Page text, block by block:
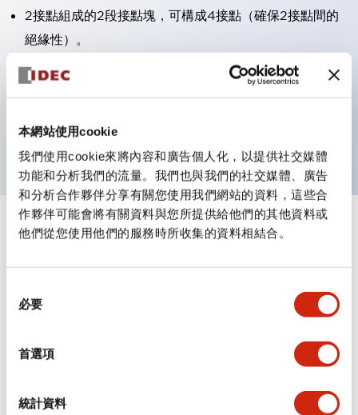
本網站使用cookie
我們使用cookie來將內容和廣告個人化，以提供社交媒體
功能和分析我們的流量。我們也與我們的社交媒體、廣告
和分析合作夥伴分享有關您使用我們網站的資料，這些合
作夥伴可能會將有關資料與您所提供給他們的其他資料或
他們從您使用他們的服務時所收集的資料相結合。
必要
首選項
統計資料
2接點組成的2段接點塊，可構成4接點（確保2接點間的
絕緣性）。
面板深度39.9mm（※11段接點塊）、59.9mm（※22段
接點塊）。可實現省空間設計。
防護結構
規格
審美規範
環境規範
功能規格
機械規格